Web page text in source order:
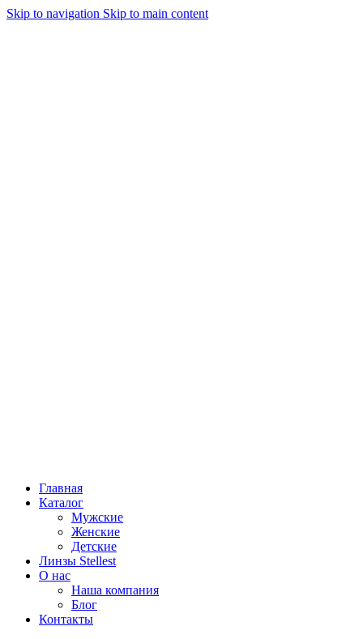
Skip to navigation Skip to main content
Главная
Каталог
Мужские
Женские
Детские
Линзы Stellest
О нас
Наша компания
Блог
Контакты